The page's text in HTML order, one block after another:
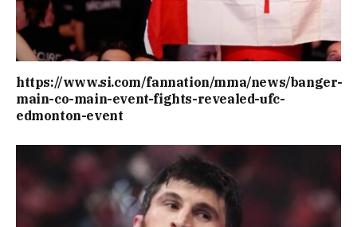
https://www.si.com/fannation/mma/news/banger-
main-co-main-event-fights-revealed-ufc-
edmonton-event